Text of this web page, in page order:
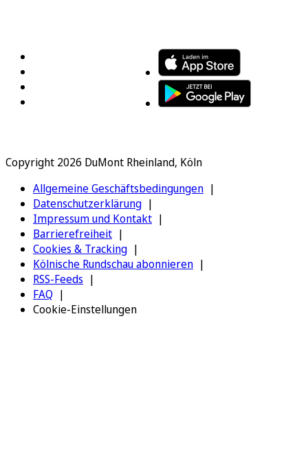
Copyright 2026 DuMont Rheinland, Köln
Allgemeine Geschäftsbedingungen
Datenschutzerklärung
Impressum und Kontakt
Barrierefreiheit
Cookies & Tracking
Kölnische Rundschau abonnieren
RSS-Feeds
FAQ
Cookie-Einstellungen